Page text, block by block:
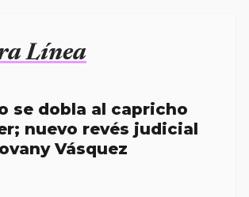
Línea
se dobla al capricho
nuevo revés judicial
Vásquez